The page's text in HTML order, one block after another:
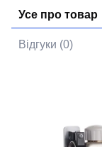
Усе про товар
Відгуки (0)